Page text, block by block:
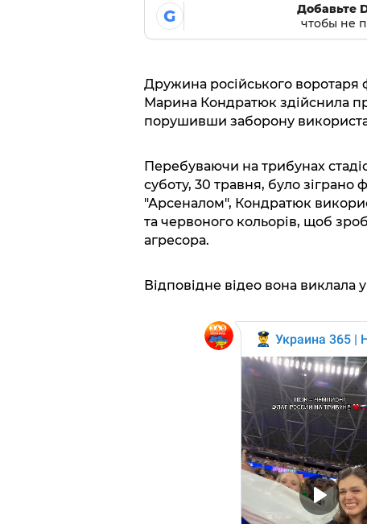
G
Добавьте
чтобы не
Дружина російського
Марина Кондратюк здійснила
порушивши заборону
Перебуваючи на трибунах
суботу, 30 травня, було
"Арсеналом", Кондратюк
та червоного кольорів, щоб
агресора.
Відповідне відео вона виклала